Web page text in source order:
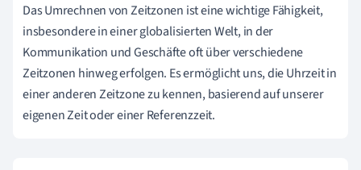
Das Umrechnen von Zeitzonen ist eine wichtige Fähigkeit,
insbesondere in einer globalisierten Welt, in der
Kommunikation und Geschäfte oft über verschiedene
Zeitzonen hinweg erfolgen. Es ermöglicht uns, die Uhrzeit in
einer anderen Zeitzone zu kennen, basierend auf unserer
eigenen Zeit oder einer Referenzzeit.